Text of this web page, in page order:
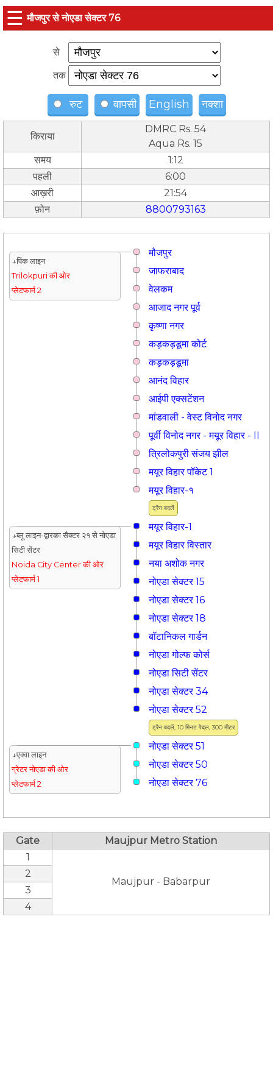
☰ मौजपुर से नोएडा सेक्टर 76
से
तक
रुट वापसी English नक्शा
किराया
DMRC Rs. 54
Aqua Rs. 15
समय
1:12
पहली
6:00
आख़री
21:54
फ़ोन
8800793163
मौजपुर
↓पिंक लाइन
Trilokpuri की ओर
प्लेटफार्म 2
जाफराबाद
वेलकम
आजाद नगर पूर्व
कृष्णा नगर
कड़कड़डूमा कोर्ट
कड़कड़डूमा
आनंद विहार
आईपी एक्सटेंशन
मांडवाली - वेस्ट विनोद नगर
पूर्वी विनोद नगर - मयूर विहार - II
त्रिलोकपुरी संजय झील
मयूर विहार पॉकेट 1
ट्रैन बदलें
मयूर विहार-१
मयूर विहार-1
↓ब्लू लाइन-द्वारका सैक्टर २१ से नोएडा
सिटी सेंटर
Noida City Center की ओर
प्लेटफार्म 1
मयूर विहार विस्तार
नया अशोक नगर
नोएडा सेक्टर 15
नोएडा सेक्टर 16
नोएडा सेक्टर 18
बॉटानिकल गार्डन
नोएडा गोल्फ कोर्स
नोएडा सिटी सेंटर
नोएडा सेक्टर 34
ट्रैन बदलें, 10 मिनट पैदल, 300 मीटर
नोएडा सेक्टर 52
नोएडा सेक्टर 51
↓एक्वा लाइन
ग्रेटर नोएडा की ओर
प्लेटफार्म 2
नोएडा सेक्टर 50
नोएडा सेक्टर 76
Gate
Maujpur Metro Station
1
Maujpur - Babarpur
2
3
4